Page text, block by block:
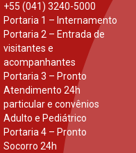
+55 (041) 3240-5000
Portaria 1 – Internamento
Portaria 2 – Entrada de
visitantes e
acompanhantes
Portaria 3 – Pronto
Atendimento 24h
particular e convênios
Adulto e Pediátrico
Portaria 4 – Pronto
Socorro 24h